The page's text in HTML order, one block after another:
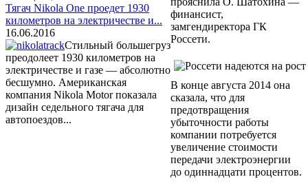
финансист,
замгендиректора ГК
Россети.
В конце августа 2014 она
сказала, что для
предотвращения
убыточности работы
компании потребуется
увеличение стоимости
передачи электроэнергии
до одиннадцати процентов.
Тягач Nikola One проедет 1930
километров на электричестве и...
16.06.2016
Стильный большегруз
преодолеет 1930 километров на
электричестве и газе — абсолютно
бесшумно. Американская
компания Nikola Motor показала
дизайн седельного тягача для
автопоездов...